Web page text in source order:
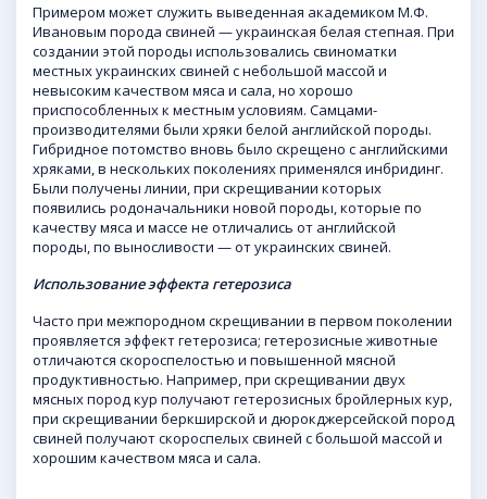
Примером может служить выведенная академиком М.Ф.
Ивановым порода свиней — украинская белая степная. При
создании этой породы использовались свиноматки
местных украинских свиней с небольшой массой и
невысоким качеством мяса и сала, но хорошо
приспособленных к местным условиям. Самцами-
производителями были хряки белой английской породы.
Гибридное потомство вновь было скрещено с английскими
хряками, в нескольких поколениях применялся инбридинг.
Были получены линии, при скрещивании которых
появились родоначальники новой породы, которые по
качеству мяса и массе не отличались от английской
породы, по выносливости — от украинских свиней.
Использование эффекта гетерозиса
Часто при межпородном скрещивании в первом поколении
проявляется эффект гетерозиса; гетерозисные животные
отличаются скороспелостью и повышенной мясной
продуктивностью. Например, при скрещивании двух
мясных пород кур получают гетерозисных бройлерных кур,
при скрещивании беркширской и дюрокджерсейской пород
свиней получают скороспелых свиней с большой массой и
хорошим качеством мяса и сала.